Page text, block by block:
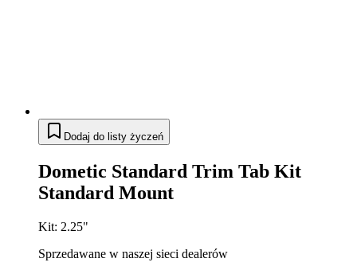
Dodaj do listy życzeń
Dometic Standard Trim Tab Kit
Standard Mount
Kit: 2.25"
Sprzedawane w naszej sieci dealerów